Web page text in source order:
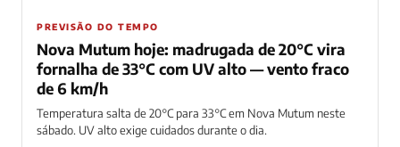
PREVISÃO DO TEMPO
Nova Mutum hoje: madrugada de 20°C vira
fornalha de 33°C com UV alto — vento fraco
de 6 km/h
Temperatura salta de 20°C para 33°C em Nova Mutum neste
sábado. UV alto exige cuidados durante o dia.